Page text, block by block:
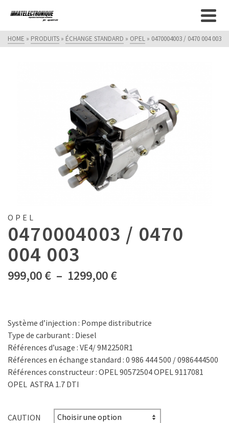
HOME » PRODUITS » ÉCHANGE STANDARD » OPEL » 0470004003 / 0470 004 003
OPEL
0470004003 / 0470
004 003
999,00€ – 1299,00€Plage
à
Système d’injection : Pompe distributrice
Type de carburant : Diesel
Références d’usage : VE4/ 9M2250R1
Références en échange standard : 0 986 444 500 / 0986444500
Références constructeur : OPEL 90572504 OPEL 9117081
OPEL ASTRA 1.7 DTI
CAUTION
Fermeture estivale - Nous serons
fermés du 10 au 31 inclus. Merci de
formuler vos demandes par le
formulaire de contact.